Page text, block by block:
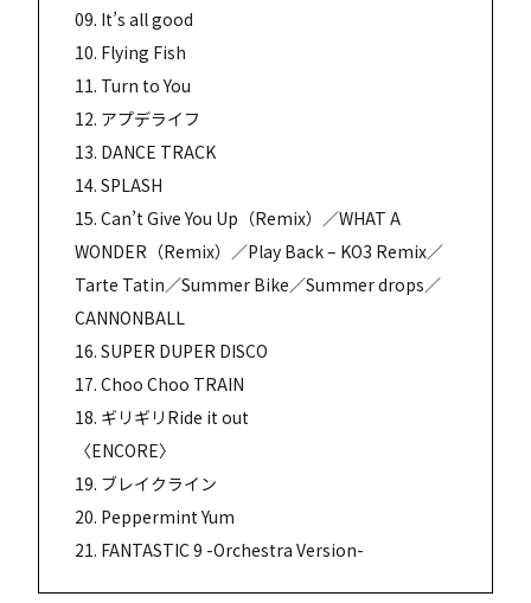
09. It’s all good
10. Flying Fish
11. Turn to You
12. アプデライフ
13. DANCE TRACK
14. SPLASH
15. Can’t Give You Up（Remix）／WHAT A
WONDER（Remix）／Play Back – KO3 Remix／
Tarte Tatin／Summer Bike／Summer drops／
CANNONBALL
16. SUPER DUPER DISCO
17. Choo Choo TRAIN
18. ギリギリRide it out
〈ENCORE〉
19. ブレイクライン
20. Peppermint Yum
21. FANTASTIC 9 -Orchestra Version-